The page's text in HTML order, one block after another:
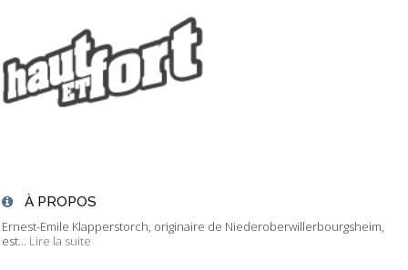
À PROPOS
Ernest-Emile Klapperstorch, originaire de Niederoberwillerbourgsheim,
est... Lire la suite